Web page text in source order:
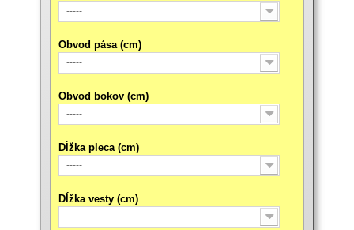
-----
Obvod pása (cm)
-----
Obvod bokov (cm)
-----
Dĺžka pleca (cm)
-----
Dĺžka vesty (cm)
-----